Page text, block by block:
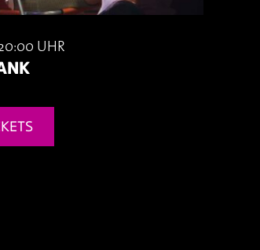
UHR